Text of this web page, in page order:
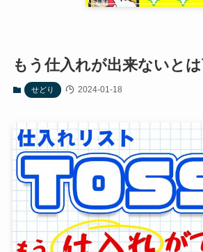
もう仕入れが出来ないと
せどり 2024-01-18